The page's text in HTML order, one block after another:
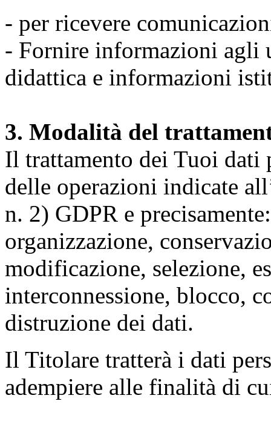
- per ricevere
- Fornire informazioni agli
didattica e informazioni
3. Modalità del
Il trattamento dei Tuoi dati
delle operazioni indicate
n. 2) GDPR e
organizzazione,
modificazione, selezione,
interconnessione, blocco,
distruzione dei dati.
Il Titolare tratterà i dati
adempiere alle finalità di